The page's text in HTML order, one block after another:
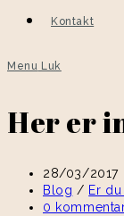
Kontakt
Menu Luk
Her er
28/03/2017
Blog / Er
0